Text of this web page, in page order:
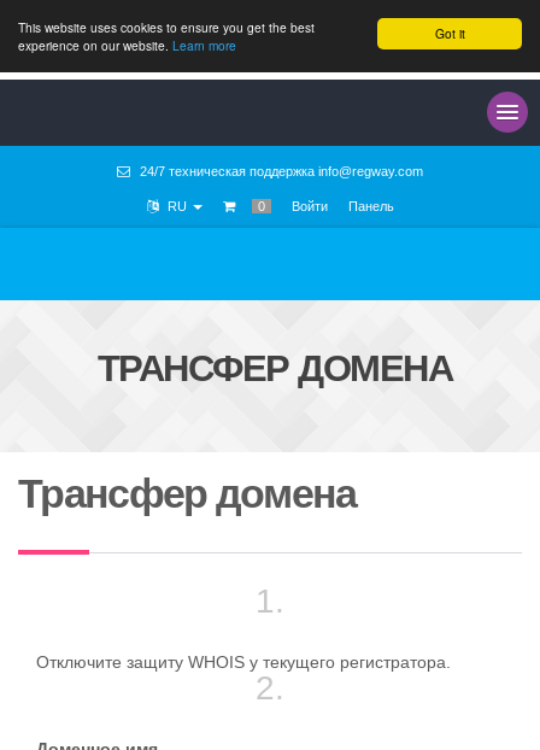
Got it
This website uses cookies to ensure you get the best
experience on our website. Learn more
24/7 техническая поддержка info@regway.com
RU 0 Войти Панель
ТРАНСФЕР ДОМЕНА
Трансфер домена
1.
Отключите защиту WHOIS у текущего регистратора.
2.